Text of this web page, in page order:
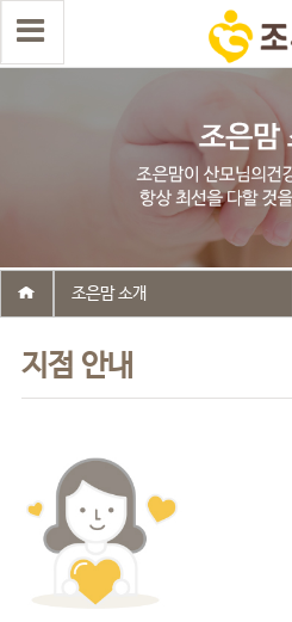
지점 안내
조은맘 소개